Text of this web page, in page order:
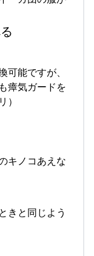
能ですが、
瘴気ガードを
キノコあえな
きと同じよう